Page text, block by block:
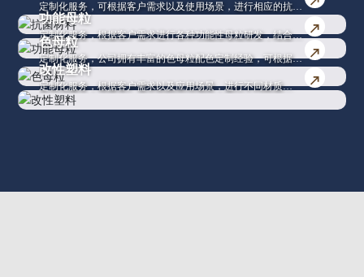
定制化服务，可根据客户需求以及使用场景，进行相应的抗菌
材料的推荐。针对食品级、长效性、透明性的抗菌以及抗菌防
霉材料，拥有深度研究。拥有不同材质
（PP/PE/PS/ABS/PET/PC等材料）的抗菌母粒，同时具有自主
知识产权的高效环保型缓释型抗菌母粒，可满足客户需求。
功能母粒
定制化服务，根据客户需求进行各种功能性母粒研发，结合功
能与着色一体化，并提供相应的技术支持。针对可用于熔喷PP
的驻极母粒；可提高PP柔软度和断裂伸长率的PP增柔母粒；
增加制品光学性能，消除灯珠光斑、眩光的效果的光扩散母
粒；用于户外塑料制品，提高产品耐候性的耐候母粒等功能性
母粒，具有丰富研发经验。
色母粒
定制化服务，公司拥有丰富的色母粒配色定制经验，可根据不
同的材质PP/PE/PS/ABS等研制出适合使用的各类色母粒，并
提供相应的技术支持。在注塑产品、食品包装膜、软管、农
膜、塑料瓶、汽车内饰、管材、汽车外饰、高端家电、挤出片
改性塑料
定制化服务，根据客户需求以及应用场景，进行不同材质
（PP、ABS、PC/ABS、PMMA等）产品开发，可对基础原材